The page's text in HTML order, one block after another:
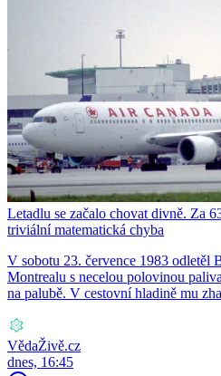
Letadlu se začalo chovat divně. Za
triviální matematická chyba
V sobotu 23. července 1983 odletěl
Montrealu s necelou polovinou
na palubě. V cestovní hladině mu
VědaŽivě.cz
dnes, 16:45